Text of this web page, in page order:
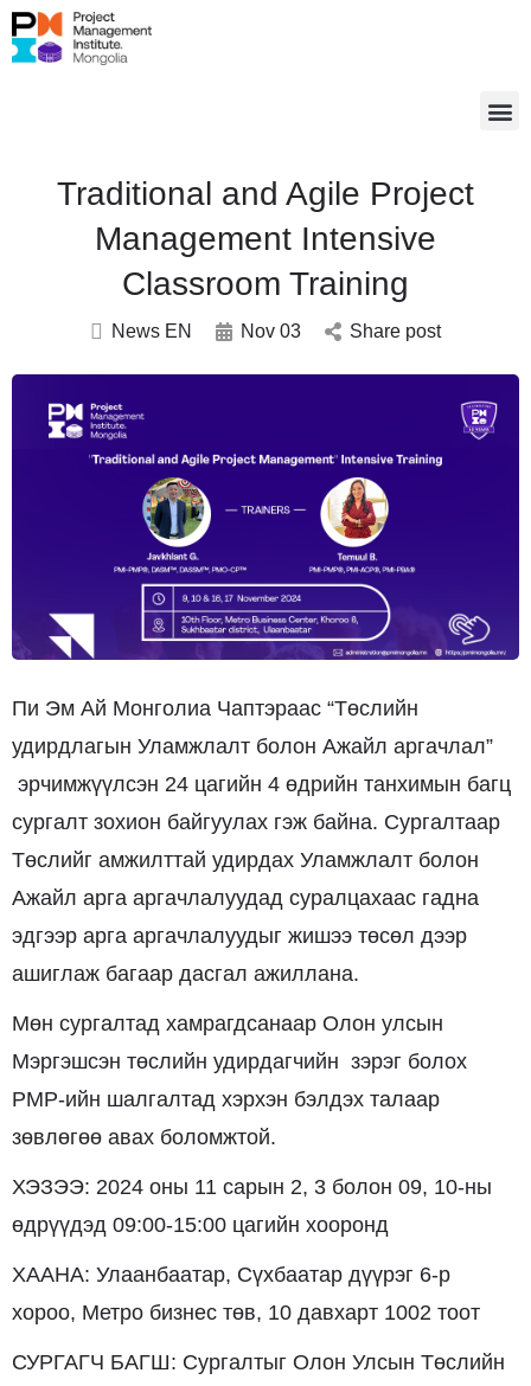
Traditional and Agile Project
Management Intensive
Classroom Training
News EN Nov 03 Share post
Пи Эм Ай Монголиа Чаптэраас “Төслийн
удирдлагын Уламжлалт болон Aжайл аргачлал”
эрчимжүүлсэн 24 цагийн 4 өдрийн танхимын багц
сургалт зохион байгуулах гэж байна. Сургалтаар
Төслийг амжилттай удирдах Уламжлалт болон
Ажайл арга аргачлалуудад суралцахаас гадна
эдгээр арга аргачлалуудыг жишээ төсөл дээр
ашиглаж багаар дасгал ажиллана.
Мөн сургалтад хамрагдсанаар Олон улсын
Мэргэшсэн төслийн удирдагчийн зэрэг болох
PMP-ийн шалгалтад хэрхэн бэлдэх талаар
зөвлөгөө авах боломжтой.
ХЭЗЭЭ: 2024 оны 11 сарын 2, 3 болон 09, 10-ны
өдрүүдэд 09:00-15:00 цагийн хооронд
ХААНА: Улаанбаатар, Сүхбаатар дүүрэг 6-р
хороо, Метро бизнес төв, 10 давхарт 1002 тоот
СУРГАГЧ БАГШ: Сургалтыг Олон Улсын Төслийн